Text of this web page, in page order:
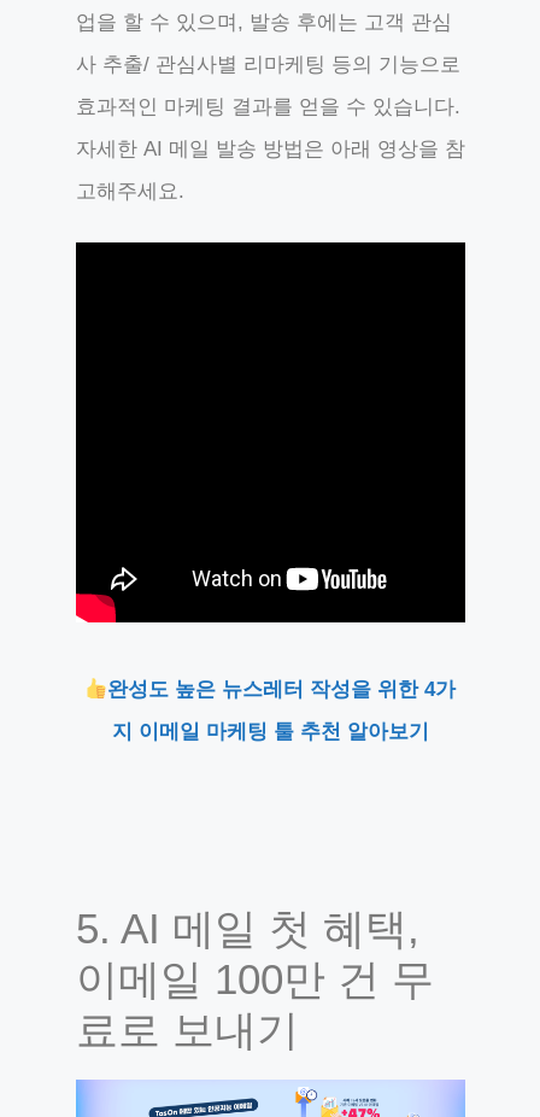
업을 할 수 있으며, 발송 후에는 고객 관심
사 추출/ 관심사별 리마케팅 등의 기능으로
효과적인 마케팅 결과를 얻을 수 있습니다.
자세한 AI 메일 발송 방법은 아래 영상을 참
고해주세요.
완성도 높은 뉴스레터 작성을 위한 4가
지 이메일 마케팅 툴 추천 알아보기
5. AI 메일 첫 혜택,
이메일 100만 건 무
료로 보내기